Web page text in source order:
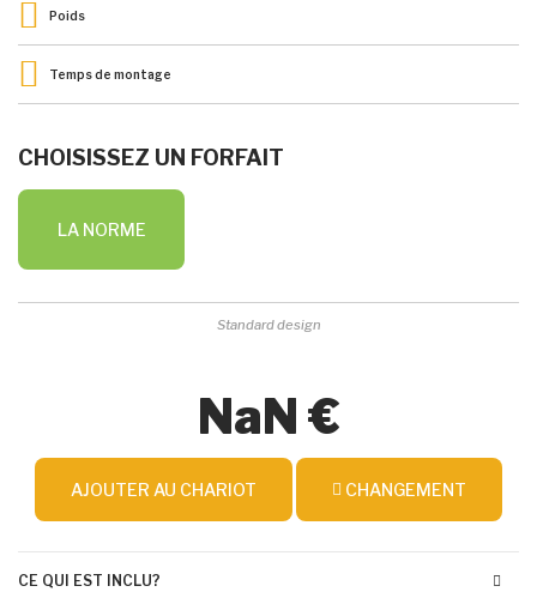
Poids
Temps de montage
CHOISISSEZ UN FORFAIT
LA NORME
Standard design
NaN €
AJOUTER AU CHARIOT CHANGEMENT
CE QUI EST INCLU?